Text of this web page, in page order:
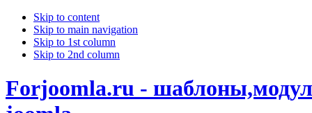
Skip to content
Skip to main navigation
Skip to 1st column
Skip to 2nd column
Forjoomla.ru -